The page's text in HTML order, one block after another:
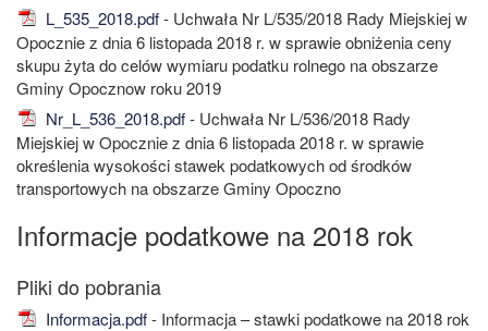
L_535_2018.pdf- Uchwała Nr L/535/2018 Rady Miejskiej w
Opocznie z dnia 6 listopada 2018 r. w sprawie obniżenia ceny
skupu żyta do celów wymiaru podatku rolnego na obszarze
Gminy Opocznow roku 2019
Nr_L_536_2018.pdf- Uchwała Nr L/536/2018 Rady
Miejskiej w Opocznie z dnia 6 listopada 2018 r. w sprawie
określenia wysokości stawek podatkowych od środków
transportowych na obszarze Gminy Opoczno
Informacje podatkowe na 2018 rok
Informacja.pdf- Informacja – stawki podatkowe na 2018 rok